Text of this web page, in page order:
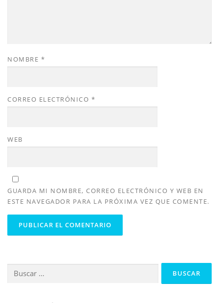
NOMBRE *
CORREO ELECTRÓNICO *
WEB
GUARDA MI NOMBRE, CORREO ELECTRÓNICO Y WEB EN
ESTE NAVEGADOR PARA LA PRÓXIMA VEZ QUE COMENTE.
Buscar: